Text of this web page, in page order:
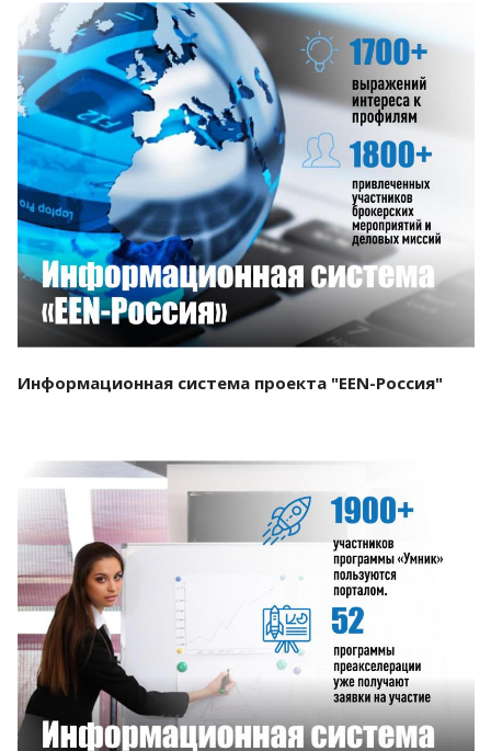
Смотреть проект
Информационная система проекта "EEN-Россия"
Смотреть проект